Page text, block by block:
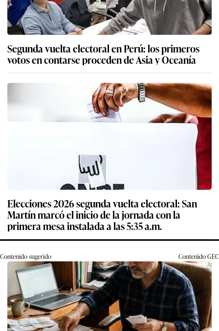
Segunda vuelta electoral en Perú: los primeros
votos en contarse proceden de Asia y Oceanía
Elecciones 2026 segunda vuelta electoral: San
Martín marcó el inicio de la jornada con la
primera mesa instalada a las 5:35 a.m.
Contenido sugerido ContenidoGEC